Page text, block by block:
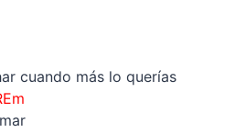
cuando más lo querías